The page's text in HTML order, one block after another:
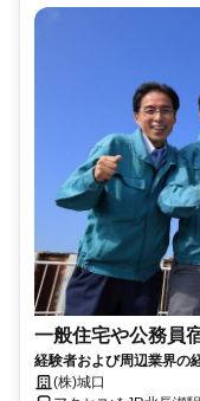
一般住宅や公務員
経験者および周辺業界の
して活躍中！
(株)城口